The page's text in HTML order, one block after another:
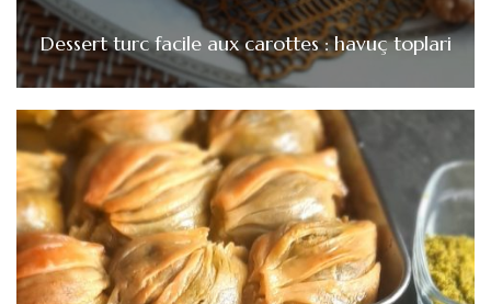
Dessert turc facile aux carottes : havuç toplari